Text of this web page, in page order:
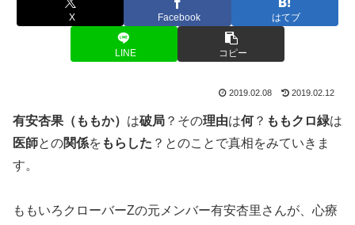
X Facebook はてブ
LINE コピー
2019.02.08 2019.02.12
有安杏果（ももか） は破局 ？その理由は何？ ももクロ緑は
医師との関係を もらした ？とのことで真相をみていきま
す。
ももいろクローバーZの元メンバー有安杏里さんが、心療